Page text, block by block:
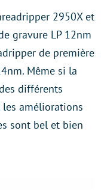
2950X et
gravure LP 12nm
de première
Même si la
différents
améliorations
sont bel et bien